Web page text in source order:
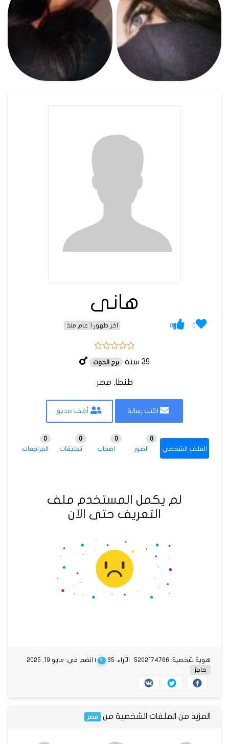
هانى
0
0 اخر ظهور 1 عام منذ
39 سنة برج الحوت
طنطا, مصر
اكتب رسالة أضف صديق
الملف الشخصي الصور
0
اصحاب
0
تعليقات
0
المراجعات
0
لم يكمل المستخدم ملف
التعريف حتى الآن
الآراء: 35 ? | انضم في: مايو 19, 2025
هوية شخصية: 5202174766
حاجز
المزيد من الملفات الشخصية من مصر